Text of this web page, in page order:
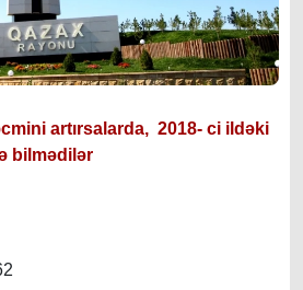
artırsalarda, 2018- ci ildəki
bilmədilər